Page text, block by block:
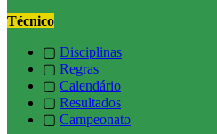
Técnico
▢ Disciplinas
▢ Regras
▢ Calendário
▢ Resultados
▢ Campeonato